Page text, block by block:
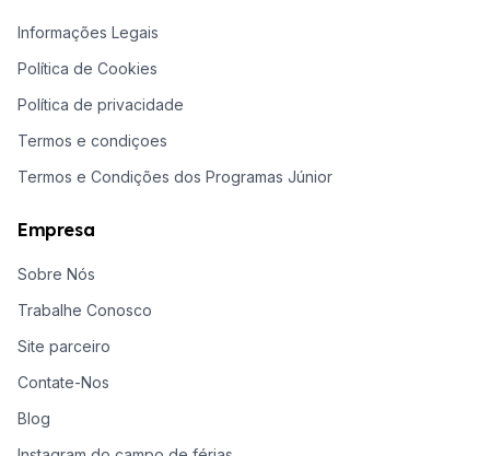
Informações Legais
Política de Cookies
Política de privacidade
Termos e condiçoes
Termos e Condições dos Programas Júnior
Empresa
Sobre Nós
Trabalhe Conosco
Site parceiro
Contate-Nos
Blog